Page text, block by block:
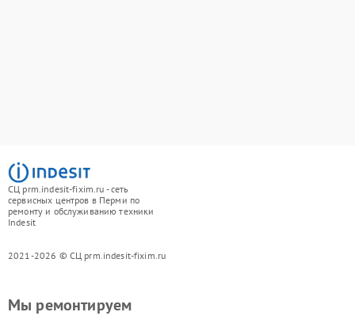
СЦ prm.indesit-fixim.ru - сеть
сервисных центров в Перми по
ремонту и обслуживанию техники
Indesit
2021-2026 © СЦ prm.indesit-fixim.ru
Мы ремонтируем